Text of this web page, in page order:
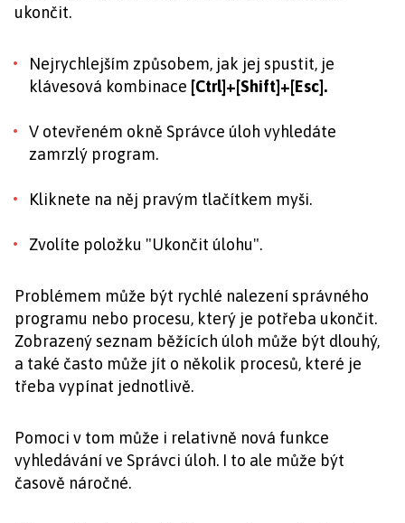
ukončit.
Nejrychlejším způsobem, jak jej spustit, je
klávesová kombinace [Ctrl]+[Shift]+[Esc].
V otevřeném okně Správce úloh vyhledáte
zamrzlý program.
Kliknete na něj pravým tlačítkem myši.
Zvolíte položku "Ukončit úlohu".
Problémem může být rychlé nalezení správného
programu nebo procesu, který je potřeba ukončit.
Zobrazený seznam běžících úloh může být dlouhý,
a také často může jít o několik procesů, které je
třeba vypínat jednotlivě.
Pomoci v tom může i relativně nová funkce
vyhledávání ve Správci úloh. I to ale může být
časově náročné.